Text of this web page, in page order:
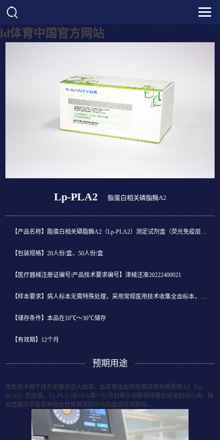
ld体育中国官方网站
Lp-PLA2 脂蛋白相关磷脂酶A2
【包装规格】20人份/盒、50人份/盒
【医疗器械注册证编号/产品技术要求编号】津械注准20222400021
【储存条件】本品在10℃～30℃储存
【有效期】12个月
预期用途
本检测卡用于体外定量测定人血清、血浆或全血中脂蛋白相关磷脂酶A2（Lp-
PLA2）的含量。Lp-PLA2是FDA唯一认可的用于动脉粥样硬化相关的冠心病、缺
血性脑卒中及各种血栓性疾病风险评估的血液检测指标。